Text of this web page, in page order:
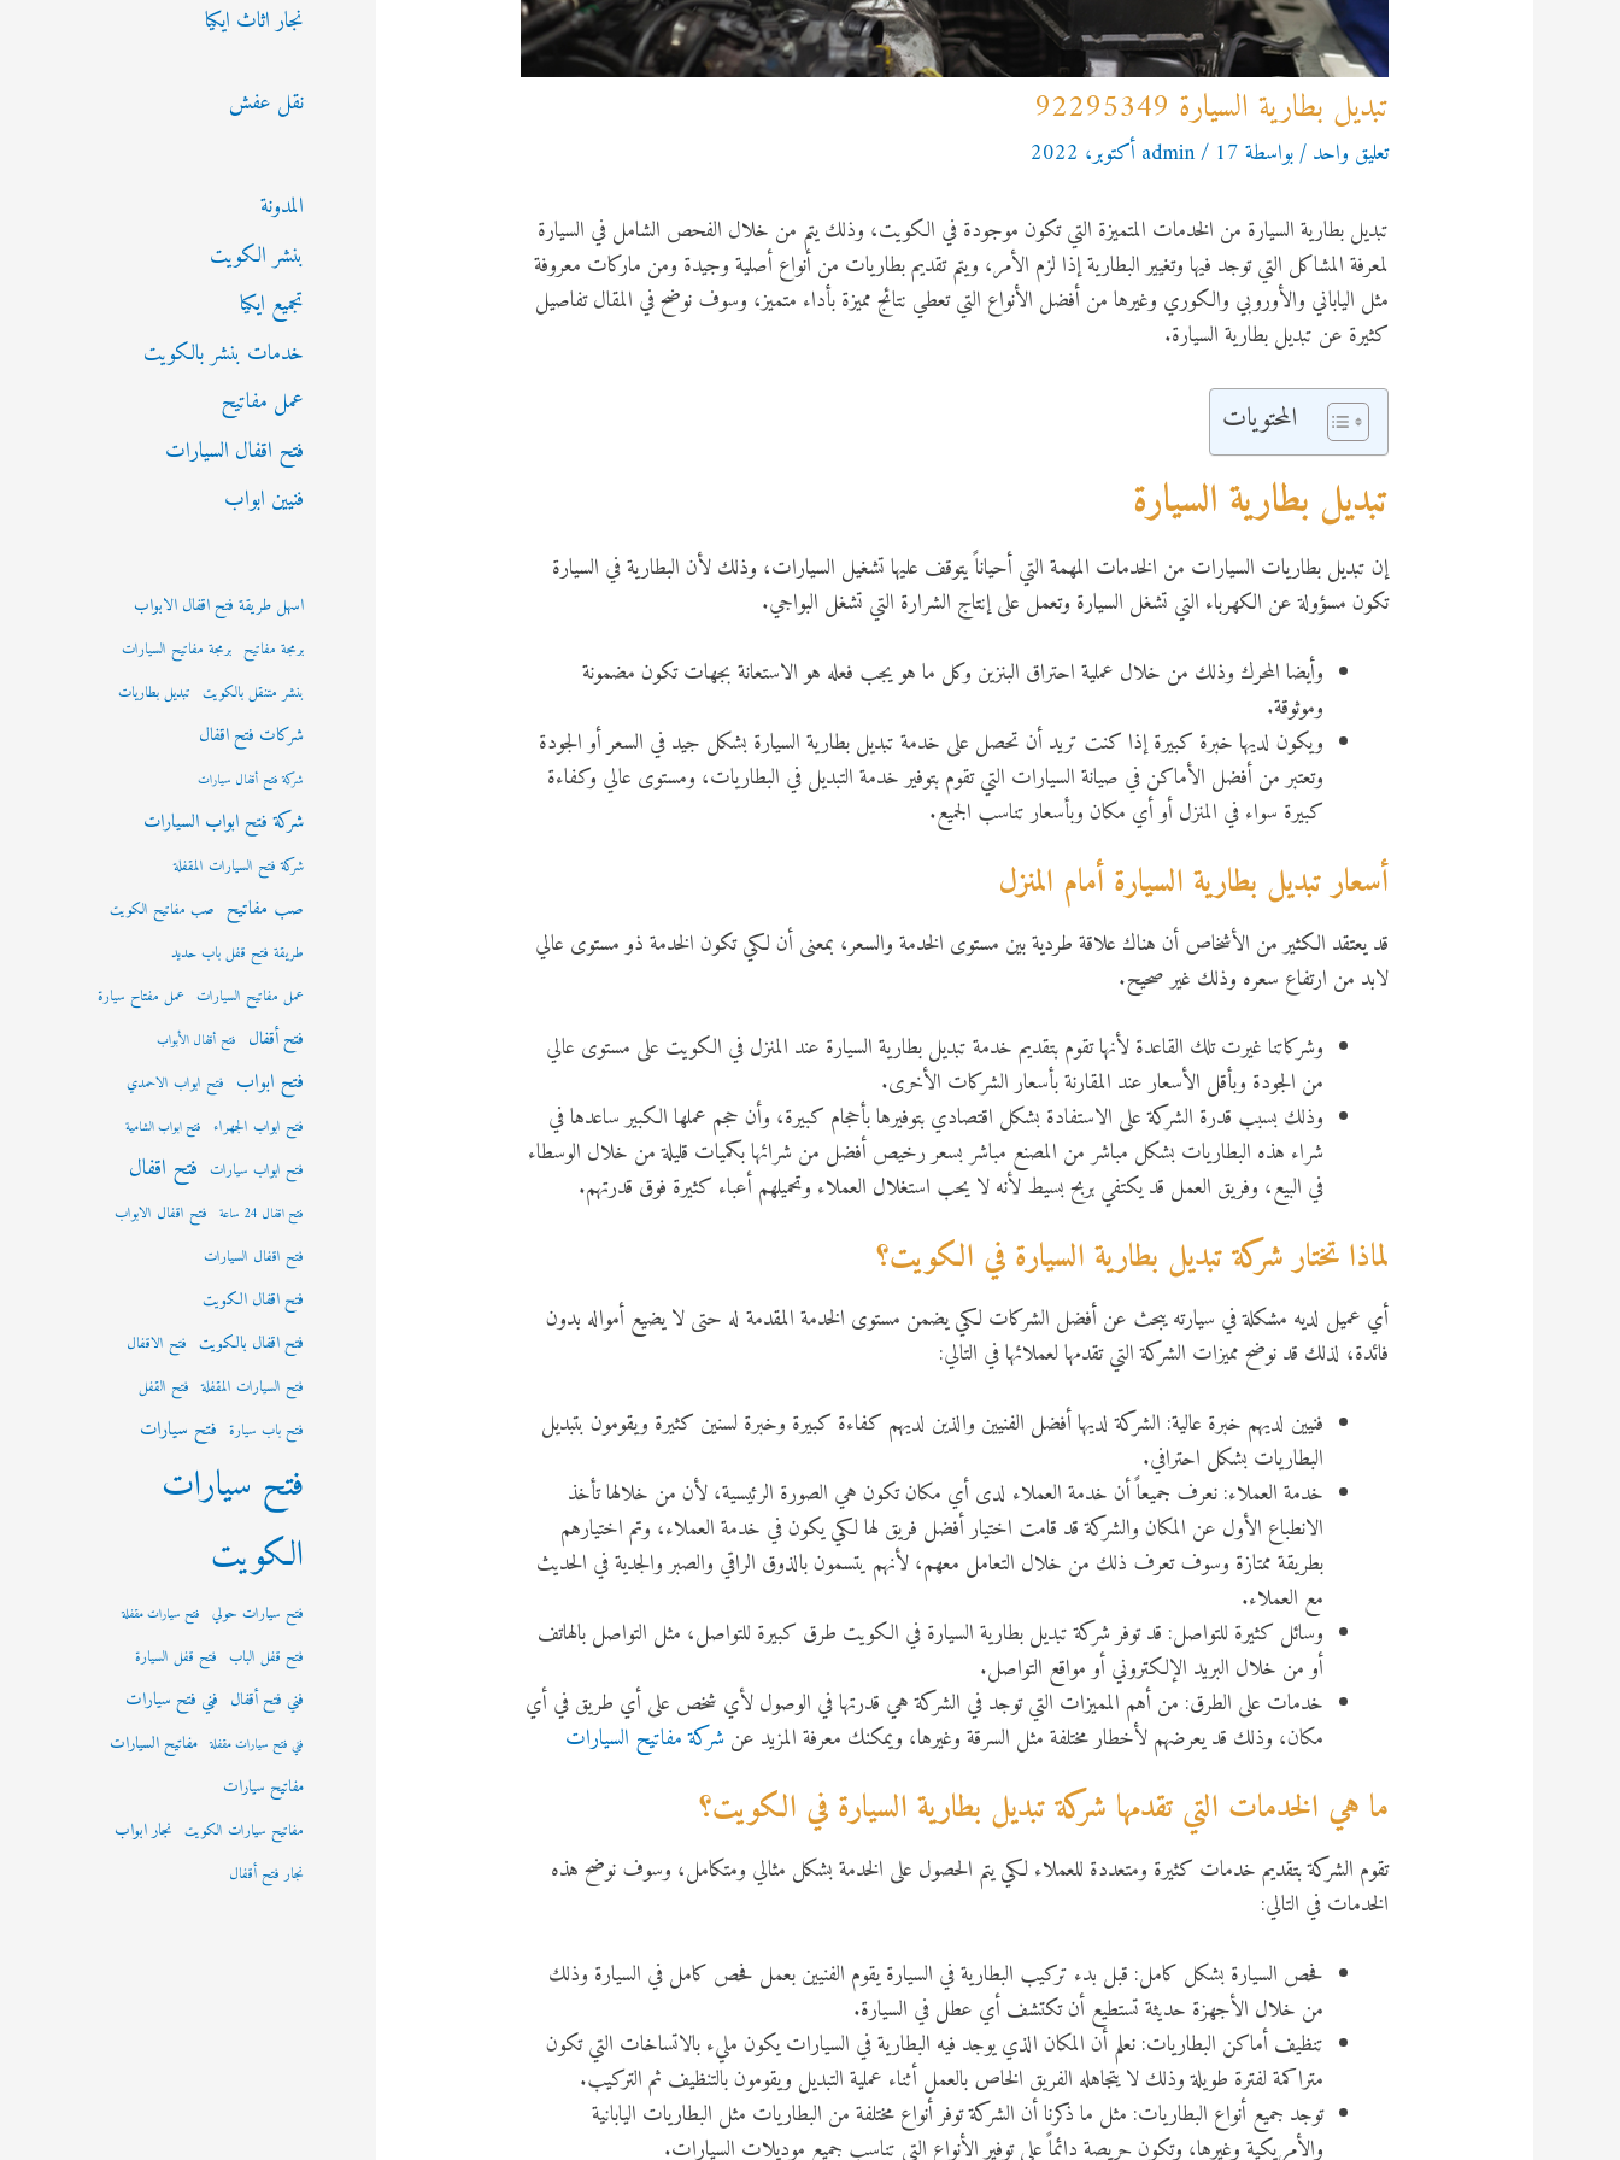
تبديل بطارية السيارة 92295349
تعليق واحد/ بواسطة admin/ 17 أكتوبر، 2022
تبديل بطارية السيارة من الخدمات المتميزة التي تكون موجودة في الكويت، وذلك يتم من خلال الفحص الشامل في السيارة
لمعرفة المشاكل التي توجد فيها وتغيير البطارية إذا لزم الأمر، ويتم تقديم بطاريات من أنواع أصلية وجيدة ومن ماركات معروفة
مثل الياباني والأوروبي والكوري وغيرها من أفضل الأنواع التي تعطي نتائج مميزة بأداء متميز، وسوف نوضح في المقال تفاصيل
كثيرة عن تبديل بطارية السيارة.
المحتويات
تبديل بطارية السيارة
إن تبديل بطاريات السيارات من الخدمات المهمة التي أحياناً يتوقف عليها تشغيل السيارات، وذلك لأن البطارية في السيارة
تكون مسؤولة عن الكهرباء التي تشغل السيارة وتعمل على إنتاج الشرارة التي تشغل البواجي.
وأيضا المحرك وذلك من خلال عملية احتراق البنزين وكل ما هو يجب فعله هو الاستعانة بجهات تكون مضمونة
وموثوقة.
ويكون لديها خبرة كبيرة إذا كنت تريد أن تحصل على خدمة تبديل بطارية السيارة بشكل جيد في السعر أو الجودة
وتعتبر من أفضل الأماكن في صيانة السيارات التي تقوم بتوفير خدمة التبديل في البطاريات، ومستوى عالي وكفاءة
كبيرة سواء في المنزل أو أي مكان وبأسعار تناسب الجميع.
أسعار تبديل بطارية السيارة أمام المنزل
قد يعتقد الكثير من الأشخاص أن هناك علاقة طردية بين مستوى الخدمة والسعر، بمعنى أن لكي تكون الخدمة ذو مستوى عالي
لابد من ارتفاع سعره وذلك غير صحيح.
وشركاتنا غيرت تلك القاعدة لأنها تقوم بتقديم خدمة تبديل بطارية السيارة عند المنزل في الكويت على مستوى عالي
من الجودة وبأقل الأسعار عند المقارنة بأسعار الشركات الأخرى.
وذلك بسبب قدرة الشركة على الاستفادة بشكل اقتصادي بتوفيرها بأحجام كبيرة، وأن حجم عملها الكبير ساعدها في
شراء هذه البطاريات بشكل مباشر من المصنع مباشر بسعر رخيص أفضل من شرائها بكميات قليلة من خلال الوسطاء
في البيع، وفريق العمل قد يكتفي بربح بسيط لأنه لا يحب استغلال العملاء وتحميلهم أعباء كثيرة فوق قدرتهم.
لماذا تختار شركة تبديل بطارية السيارة في الكويت؟
أي عميل لديه مشكلة في سيارته يبحث عن أفضل الشركات لكي يضمن مستوى الخدمة المقدمة له حتى لا يضيع أمواله بدون
فائدة، لذلك قد نوضح مميزات الشركة التي تقدمها لعملائها في التالي:
فنيين لديهم خبرة عالية: الشركة لديها أفضل الفنيين والذين لديهم كفاءة كبيرة وخبرة لسنين كثيرة ويقومون بتبديل
البطاريات بشكل احترافي.
خدمة العملاء: نعرف جميعاً أن خدمة العملاء لدى أي مكان تكون هي الصورة الرئيسية، لأن من خلالها تأخذ
الانطباع الأول عن المكان والشركة قد قامت اختيار أفضل فريق لها لكي يكون في خدمة العملاء، وتم اختيارهم
بطريقة ممتازة وسوف تعرف ذلك من خلال التعامل معهم، لأنهم يتسمون بالذوق الراقي والصبر والجدية في الحديث
مع العملاء.
وسائل كثيرة للتواصل: قد توفر شركة تبديل بطارية السيارة في الكويت طرق كبيرة للتواصل، مثل التواصل بالهاتف
أو من خلال البريد الإلكتروني أو مواقع التواصل.
خدمات على الطرق: من أهم المميزات التي توجد في الشركة هي قدرتها في الوصول لأي شخص على أي طريق في أي
مكان، وذلك قد يعرضهم لأخطار مختلفة مثل السرقة وغيرها، ويمكنك معرفة المزيد عنشركة مفاتيح السيارات
ما هي الخدمات التي تقدمها شركة تبديل بطارية السيارة في الكويت؟
تقوم الشركة بتقديم خدمات كثيرة ومتعددة للعملاء لكي يتم الحصول على الخدمة بشكل مثالي ومتكامل، وسوف نوضح هذه
الخدمات في التالي:
فحص السيارة بشكل كامل: قبل بدء تركيب البطارية في السيارة يقوم الفنيين بعمل فحص كامل في السيارة وذلك
من خلال الأجهزة حديثة تستطيع أن تكتشف أي عطل في السيارة.
تنظيف أماكن البطاريات: نعلم أن المكان الذي يوجد فيه البطارية في السيارات يكون مليء بالاتساخات التي تكون
متراكمة لفترة طويلة وذلك لا يتجاهله الفريق الخاص بالعمل أثناء عملية التبديل ويقومون بالتنظيف ثم التركيب.
توجد جميع أنواع البطاريات: مثل ما ذكرنا أن الشركة توفر أنواع مختلفة من البطاريات مثل البطاريات اليابانية
والأمريكية وغيرها، وتكون حريصة دائماً على توفير الأنواع التي تناسب جميع موديلات السيارات.
نجار اثاث ايكيا
نقل عفش
المدونة
بنشر الكويت
تجميع ايكيا
خدمات بنشر بالكويت
عمل مفاتيح
فتح اقفال السيارات
فنيين ابواب
اسهل طريقة فتح اقفال الابواب
برمجة مفاتيح برمجة مفاتيح السيارات
بنشر متنقل بالكويت تبديل بطاريات
شركات فتح اقفال
شركة فتح أقفال سيارات
شركة فتح ابواب السيارات
شركة فتح السيارات المقفلة
صب مفاتيح صب مفاتيح الكويت
طريقة فتح قفل باب حديد
عمل مفاتيح السيارات عمل مفتاح سيارة
فتح أقفال فتح أقفال الأبواب
فتح ابواب فتح ابواب الاحمدي
فتح ابواب الجهراء فتح ابواب الشامية
فتح ابواب سيارات فتح اقفال
فتح اقفال 24 ساعة
فتح اقفال الابواب
فتح اقفال السيارات
فتح اقفال الكويت
فتح اقفال بالكويت فتح الاقفال
فتح السيارات المقفلة فتح القفل
فتح باب سيارة فتح سيارات
فتح سيارات
الكويت
فتح سيارات حولي فتح سيارات مقفلة
فتح قفل الباب فتح قفل السيارة
فني فتح أقفال فني فتح سيارات
فني فتح سيارات مقفلة مفاتيح السيارات
مفاتيح سيارات
مفاتيح سيارات الكويت نجار ابواب
نجار فتح أقفال